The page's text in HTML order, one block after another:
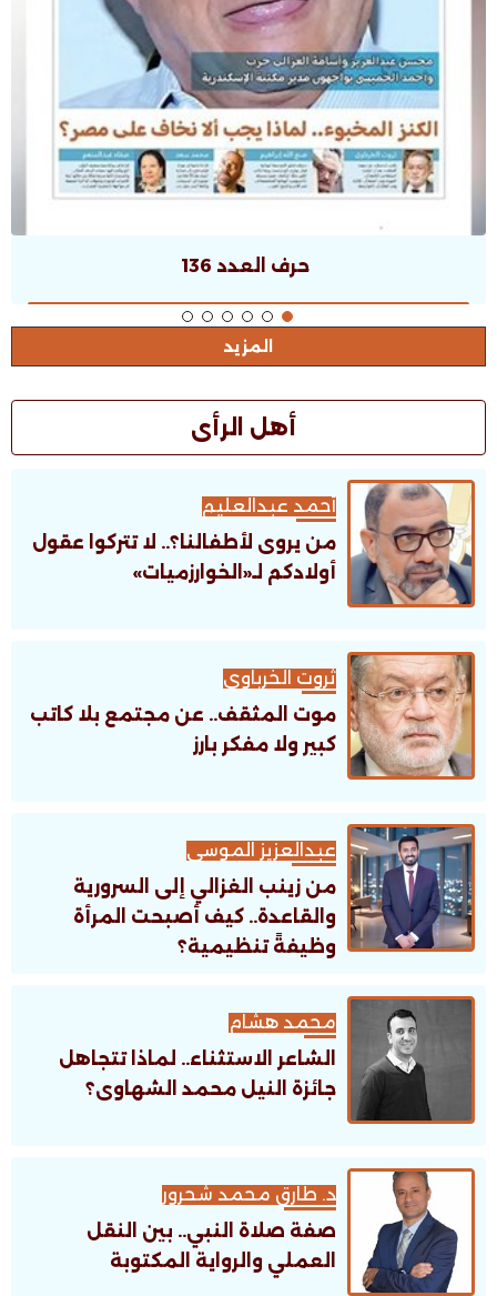
حرف العدد 135
المزيد
أهل الرأى
أحمد عبدالعليم
من يروى لأطفالنا؟.. لا تتركوا عقول
أولادكم لـ«الخوارزميات»
ثروت الخرباوى
موت المثقف.. عن مجتمع بلا كاتب
كبير ولا مفكر بارز
عبدالعزيز الموسى
من زينب الغزالي إلى السرورية
والقاعدة.. كيف أصبحت المرأة
وظيفةً تنظيمية؟
محمد هشام
الشاعر الاستثناء.. لماذا تتجاهل
جائزة النيل محمد الشهاوى؟
د. طارق محمد شحرور
صفة صلاة النبي.. بين النقل
العملي والرواية المكتوبة